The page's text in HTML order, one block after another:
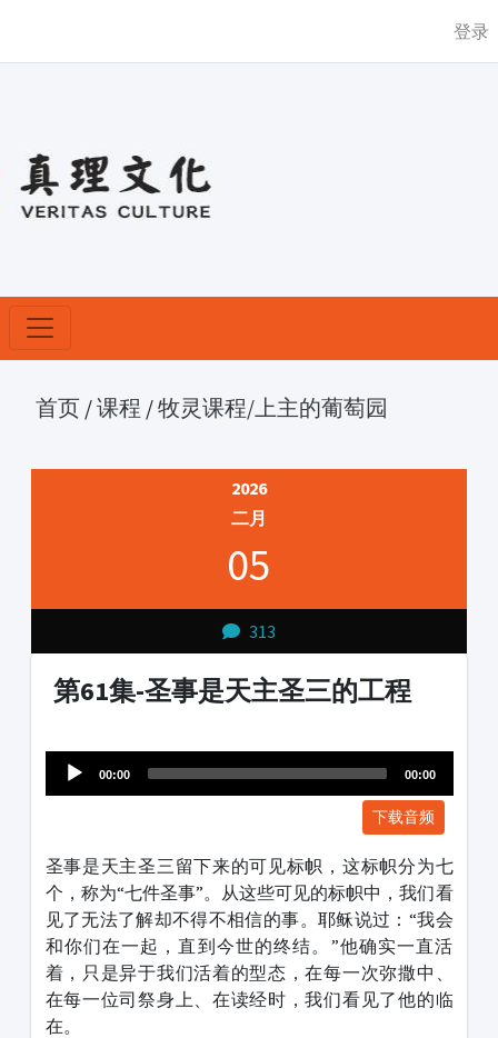
登录
首页 /课程 /牧灵课程/上主的葡萄园
2026
二月
05
313
第61集-圣事是天主圣三的工程
Player
00:00 00:00
下载音频
圣事是天主圣三留下来的可见标帜，这标帜分为七
个，称为“七件圣事”。从这些可见的标帜中，我们看
见了无法了解却不得不相信的事。耶稣说过：“我会
和你们在一起，直到今世的终结。”他确实一直活
着，只是异于我们活着的型态，在每一次弥撒中、
在每一位司祭身上、在读经时，我们看见了他的临
在。